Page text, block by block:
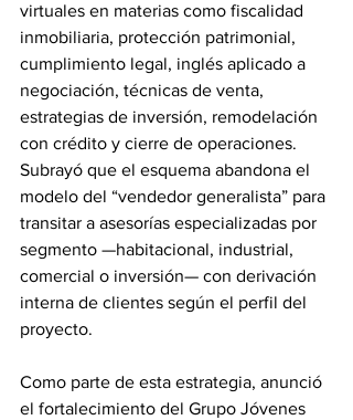
virtuales en materias como fiscalidad
inmobiliaria, protección patrimonial,
cumplimiento legal, inglés aplicado a
negociación, técnicas de venta,
estrategias de inversión, remodelación
con crédito y cierre de operaciones.
Subrayó que el esquema abandona el
modelo del “vendedor generalista” para
transitar a asesorías especializadas por
segmento —habitacional, industrial,
comercial o inversión— con derivación
interna de clientes según el perfil del
proyecto.
Como parte de esta estrategia, anunció
el fortalecimiento del Grupo Jóvenes